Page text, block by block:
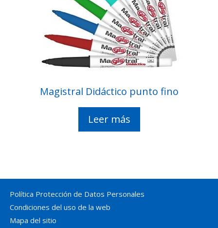
Magistral Didáctico punto fino
Leer más
Política Protección de Datos Personales
Condiciones del uso de la web
Mapa del sitio